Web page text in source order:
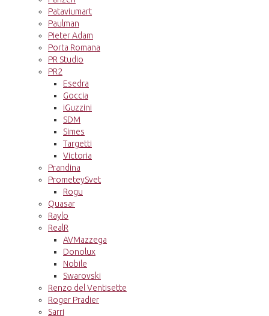
Pataviumart
Paulman
Pieter Adam
Porta Romana
PR Studio
PR2
Esedra
Goccia
iGuzzini
SDM
Simes
Targetti
Victoria
Prandina
PrometeySvet
Rogu
Quasar
Raylo
RealR
AVMazzega
Donolux
Nobile
Swarovski
Renzo del Ventisette
Roger Pradier
Sarri